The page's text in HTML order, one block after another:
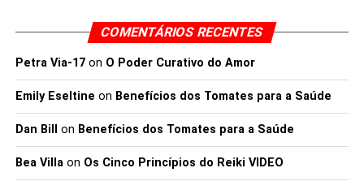
COMENTÁRIOS RECENTES
Petra Via-17on O Poder Curativo do Amor
Emily Eseltine on Benefícios dos Tomates para a Saúde
Dan Bill on Benefícios dos Tomates para a Saúde
Bea Villaon Os Cinco Princípios do Reiki VIDEO